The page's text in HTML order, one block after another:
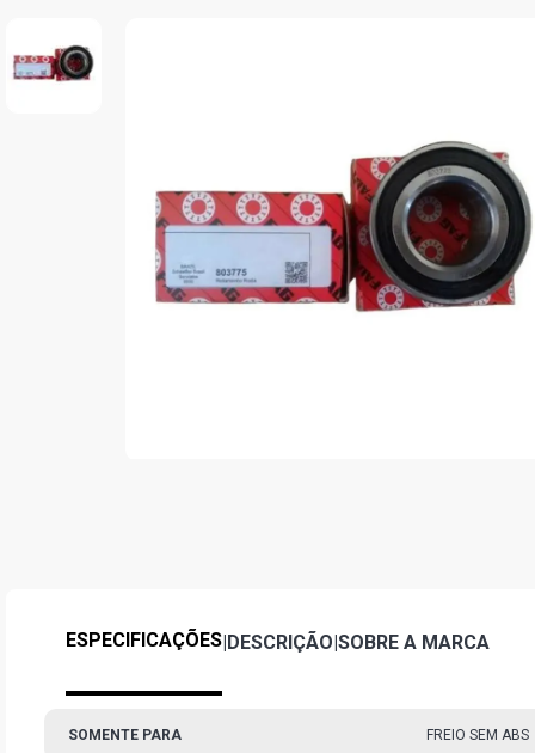
ESPECIFICAÇÕES|DESCRIÇÃO|SOBRE A MARCA
SOMENTE PARA FREIO SEM ABS